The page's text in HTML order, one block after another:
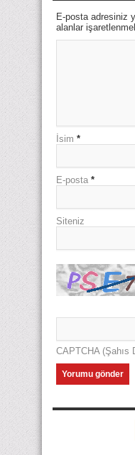
E-posta adresiniz
alanlar
İsim *
E-posta *
Siteniz
CAPTCHA (Şahıs